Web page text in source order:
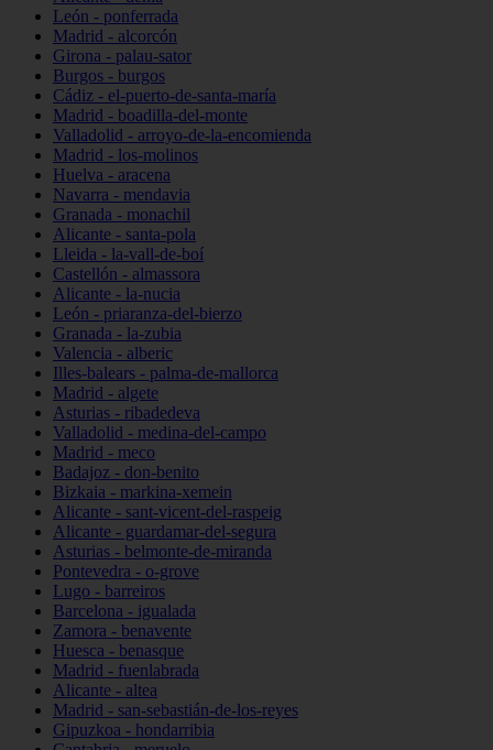
León - ponferrada
Madrid - alcorcón
Girona - palau-sator
Burgos - burgos
Cádiz - el-puerto-de-santa-maría
Madrid - boadilla-del-monte
Valladolid - arroyo-de-la-encomienda
Madrid - los-molinos
Huelva - aracena
Navarra - mendavia
Granada - monachil
Alicante - santa-pola
Lleida - la-vall-de-boí
Castellón - almassora
Alicante - la-nucia
León - priaranza-del-bierzo
Granada - la-zubia
Valencia - alberic
Illes-balears - palma-de-mallorca
Madrid - algete
Asturias - ribadedeva
Valladolid - medina-del-campo
Madrid - meco
Badajoz - don-benito
Bizkaia - markina-xemein
Alicante - sant-vicent-del-raspeig
Alicante - guardamar-del-segura
Asturias - belmonte-de-miranda
Pontevedra - o-grove
Lugo - barreiros
Barcelona - igualada
Zamora - benavente
Huesca - benasque
Madrid - fuenlabrada
Alicante - altea
Madrid - san-sebastián-de-los-reyes
Gipuzkoa - hondarribia